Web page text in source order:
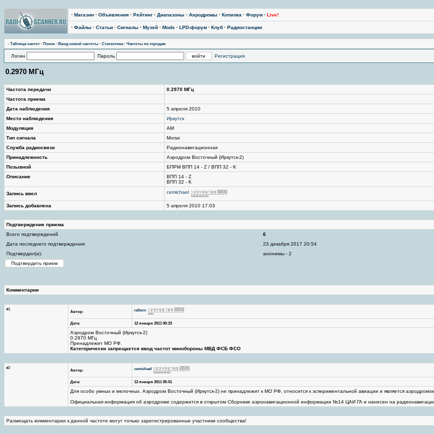
· Магазин · Объявления · Рейтинг · Диапазоны · Аэродромы · Копилка · Форум · Live!
· Файлы · Статьи · Сигналы · Музей · Mods · LPD-форум · Клуб · Радиостанции
· Таблица частот · Поиск · Ввод новой частоты · Статистика· Частоты по городам
Логин Пароль Регистрация
0.2970 МГц
Частота передачи
0.2970 МГц
Частота приема
Дата наблюдения
5 апреля 2010
Место наблюдения
Иркутск
Модуляция
AM
Тип сигнала
Morse
Служба радиосвязи
Радионавигационная
Принадлежность
Аэродром Восточный (Иркутск-2)
Позывной
БПРМ ВПП 14 - Z / ВПП 32 - K
Описание
ВПП 14 - Z
ВПП 32 - K
Запись ввел cemichael
Запись добавлена 5 апреля 2010 17:03
Подтверждение приема
Всего подтверждений
6
Дата последнего подтверждения:
23 декабря 2017 20:54
Подтвердил(и):
анонимы - 2
Комментарии
#1 Автор: ra0snn
Дата: 12 января 2011 00:23
Аэродром Восточный (Иркутск-2)
0.2970 МГц
Пренадлежит МО РФ.
Категорически запрещается ввод частот минобороны МВД ФСБ ФСО
#2 Автор: cemichael
Дата: 12 января 2011 05:01
Для особо умных и мелочных. Аэродром Восточный (Иркутск-2) не принадлежит к МО РФ, относится к эспериментальной авиации и является
Официальная информация об аэродроме содержится в открытом Сборнике аэронавигационной информации №14 ЦАИ ГА и нанесен на
Размещать комментарии к данной частоте могут только зарегистрированные участники сообщества!